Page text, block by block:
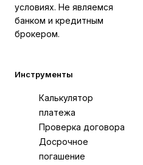
условиях. Не являемся
банком и кредитным
брокером.
Инструменты
Калькулятор
платежа
Проверка договора
Досрочное
погашение